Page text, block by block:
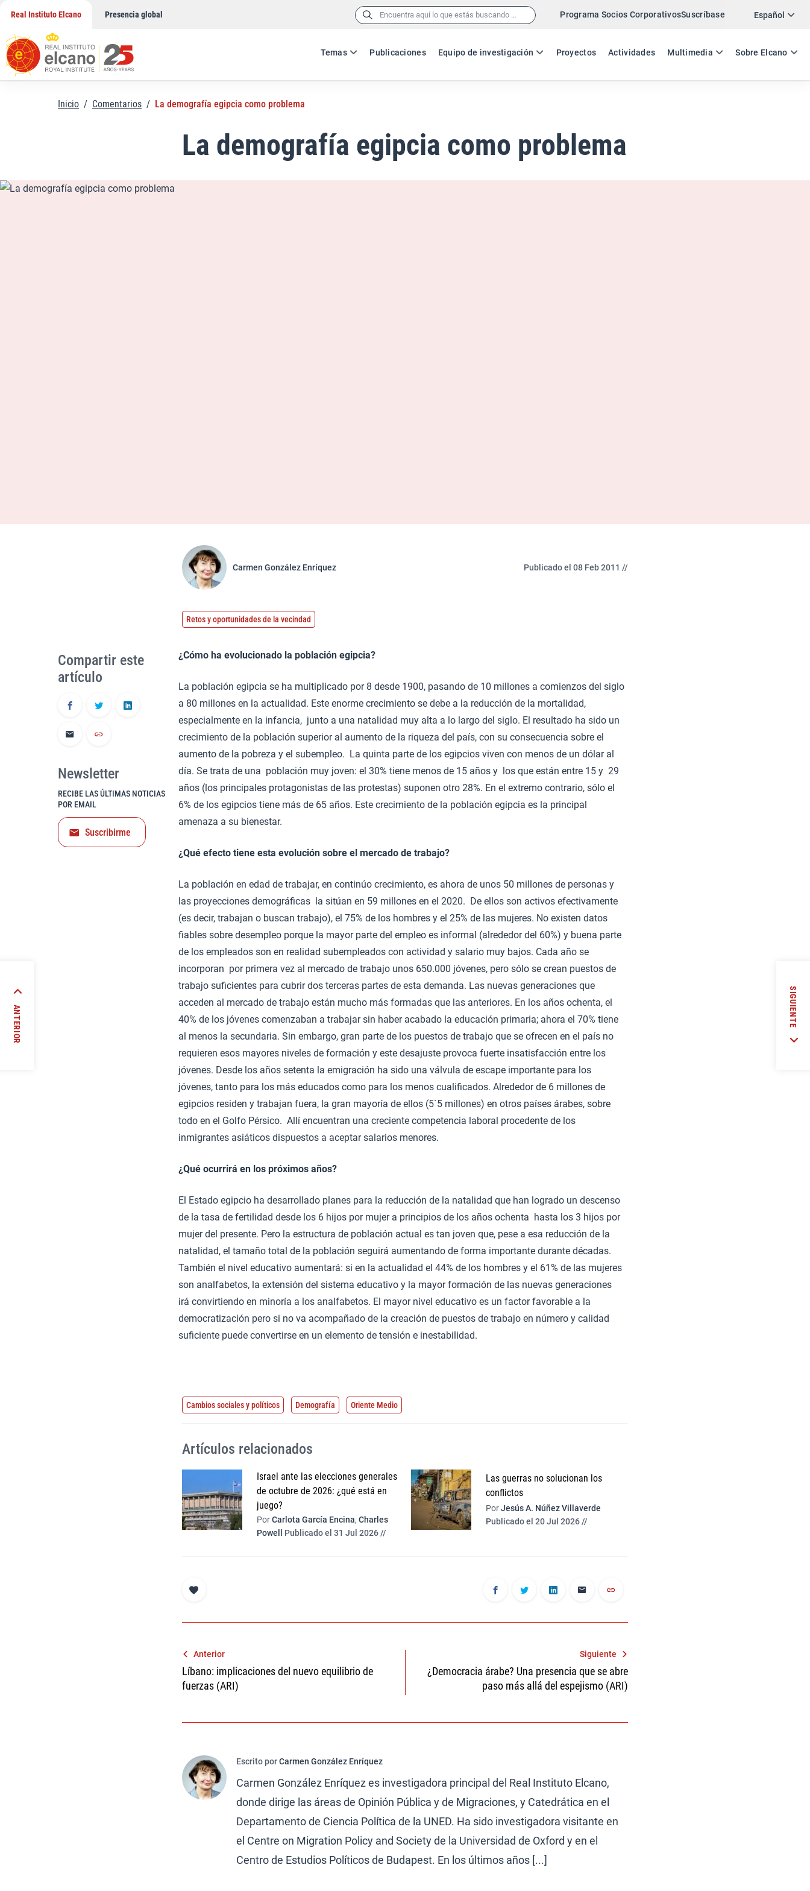
contenido
Real Instituto Elcano Presencia global Buscar: Programa Socios CorporativosSuscríbase Español
ES EN
Temas Publicaciones Equipo de investigación Proyectos Actividades Multimedia Sobre Elcano
Twitter
Inicio / Comentarios / La demografía egipcia como problema
La demografía egipcia como problema
Carmen González Enríquez Publicado el 08 Feb 2011 //
Retos y oportunidades de la vecindad
¿Cómo ha evolucionado la población egipcia?
La población egipcia se ha multiplicado por 8 desde 1900, pasando de 10 millones a comienzos del siglo
a 80 millones en la actualidad. Este enorme crecimiento se debe a la reducción de la mortalidad,
especialmente en la infancia, junto a una natalidad muy alta a lo largo del siglo. El resultado ha sido un
crecimiento de la población superior al aumento de la riqueza del país, con su consecuencia sobre el
aumento de la pobreza y el subempleo. La quinta parte de los egipcios viven con menos de un dólar al
día. Se trata de una población muy joven: el 30% tiene menos de 15 años y los que están entre 15 y 29
años (los principales protagonistas de las protestas) suponen otro 28%. En el extremo contrario, sólo el
6% de los egipcios tiene más de 65 años. Este crecimiento de la población egipcia es la principal
amenaza a su bienestar.
¿Qué efecto tiene esta evolución sobre el mercado de trabajo?
La población en edad de trabajar, en continúo crecimiento, es ahora de unos 50 millones de personas y
las proyecciones demográficas la sitúan en 59 millones en el 2020. De ellos son activos efectivamente
(es decir, trabajan o buscan trabajo), el 75% de los hombres y el 25% de las mujeres. No existen datos
fiables sobre desempleo porque la mayor parte del empleo es informal (alrededor del 60%) y buena parte
de los empleados son en realidad subempleados con actividad y salario muy bajos. Cada año se
incorporan por primera vez al mercado de trabajo unos 650.000 jóvenes, pero sólo se crean puestos de
trabajo suficientes para cubrir dos terceras partes de esta demanda. Las nuevas generaciones que
acceden al mercado de trabajo están mucho más formadas que las anteriores. En los años ochenta, el
40% de los jóvenes comenzaban a trabajar sin haber acabado la educación primaria; ahora el 70% tiene
al menos la secundaria. Sin embargo, gran parte de los puestos de trabajo que se ofrecen en el país no
requieren esos mayores niveles de formación y este desajuste provoca fuerte insatisfacción entre los
jóvenes. Desde los años setenta la emigración ha sido una válvula de escape importante para los
jóvenes, tanto para los más educados como para los menos cualificados. Alrededor de 6 millones de
egipcios residen y trabajan fuera, la gran mayoría de ellos (5`5 millones) en otros países árabes, sobre
todo en el Golfo Pérsico. Allí encuentran una creciente competencia laboral procedente de los
inmigrantes asiáticos dispuestos a aceptar salarios menores.
¿Qué ocurrirá en los próximos años?
El Estado egipcio ha desarrollado planes para la reducción de la natalidad que han logrado un descenso
de la tasa de fertilidad desde los 6 hijos por mujer a principios de los años ochenta hasta los 3 hijos por
mujer del presente. Pero la estructura de población actual es tan joven que, pese a esa reducción de la
natalidad, el tamaño total de la población seguirá aumentando de forma importante durante décadas.
También el nivel educativo aumentará: si en la actualidad el 44% de los hombres y el 61% de las mujeres
son analfabetos, la extensión del sistema educativo y la mayor formación de las nuevas generaciones
irá convirtiendo en minoría a los analfabetos. El mayor nivel educativo es un factor favorable a la
democratización pero si no va acompañado de la creación de puestos de trabajo en número y calidad
suficiente puede convertirse en un elemento de tensión e inestabilidad.
Compartir este
artículo
Newsletter
RECIBE LAS ÚLTIMAS NOTICIAS
POR EMAIL
Suscribirme
Cambios sociales y políticos Demografía Oriente Medio
Artículos relacionados
Israel ante las elecciones generales
de octubre de 2026: ¿qué está en
juego?
PorCarlota García Encina, Charles
Powell
Publicado el 31 Jul 2026 //
Las guerras no solucionan los
conflictos
PorJesús A. Núñez Villaverde
Publicado el 20 Jul 2026 //
Navegación
de
Anterior
Líbano: implicaciones del nuevo equilibrio de
fuerzas (ARI)
Siguiente
¿Democracia árabe? Una presencia que se abre
paso más allá del espejismo (ARI)
Escrito porCarmen González Enríquez
Carmen González Enríquez es investigadora principal del Real Instituto Elcano,
donde dirige las áreas de Opinión Pública y de Migraciones, y Catedrática en el
Departamento de Ciencia Política de la UNED. Ha sido investigadora visitante en
el Centre on Migration Policy and Society de la Universidad de Oxford y en el
Centro de Estudios Políticos de Budapest. En los últimos años [...]
ANTERIOR
del SIGUIENTE